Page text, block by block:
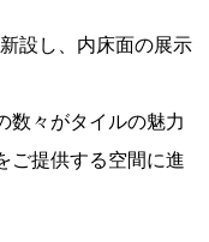
設し、内床面の展示
数々がタイルの魅力
ご提供する空間に進